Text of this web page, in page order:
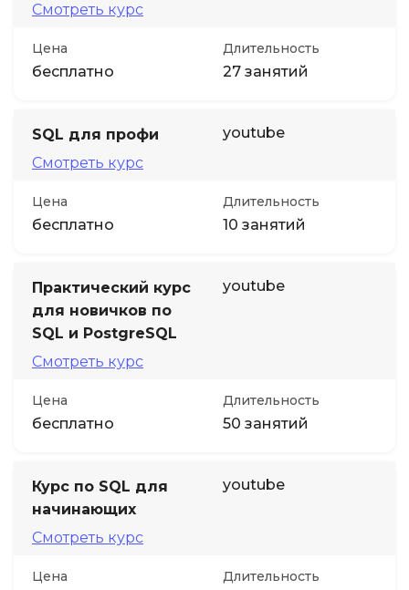
Смотреть курс
Цена
бесплатно
Длительность
27 занятий
SQL для профи
Смотреть курс
youtube
Цена
бесплатно
Длительность
10 занятий
Практический курс
для новичков по
SQL и PostgreSQL
Смотреть курс
youtube
Цена
бесплатно
Длительность
50 занятий
Курс по SQL для
начинающих
Смотреть курс
youtube
Цена Длительность